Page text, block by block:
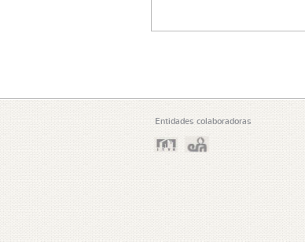
Entidades colaboradoras